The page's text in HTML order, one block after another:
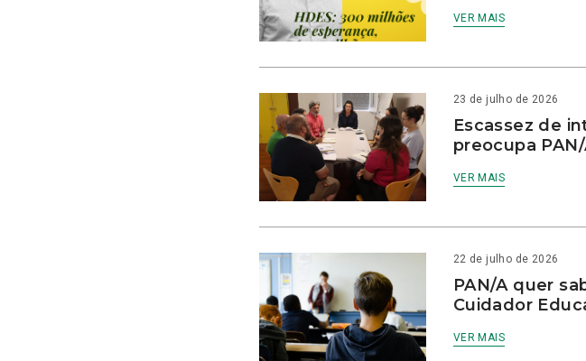
VER MAIS
23 de julho de 2026
Escassez de
preocupa
VER MAIS
22 de julho de 2026
PAN/A quer
Cuidador
VER MAIS